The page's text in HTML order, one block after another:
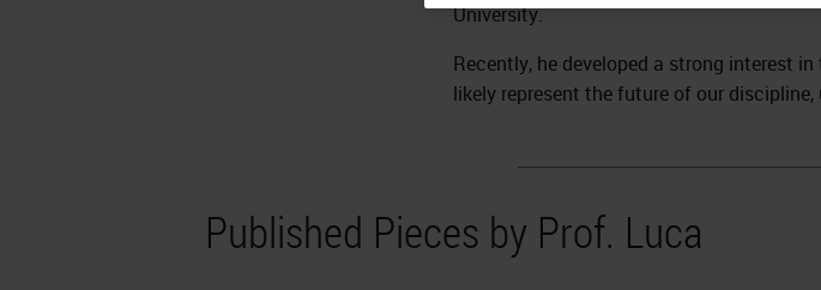
University.
Recently, he developed a strong interest
likely represent the future of our
Published Pieces by Prof. Luca